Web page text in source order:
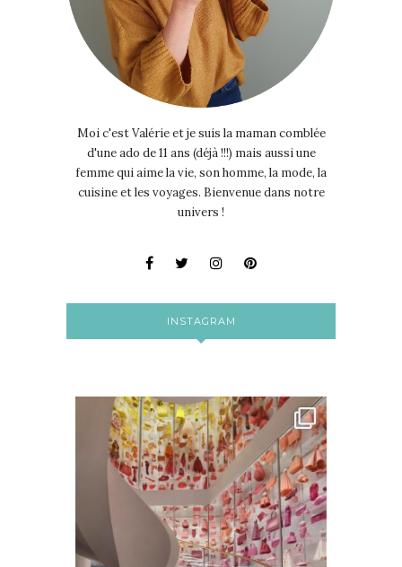
Moi c'est Valérie et je suis la maman comblée
d'une ado de 11 ans (déjà !!!) mais aussi une
femme qui aime la vie, son homme, la mode, la
cuisine et les voyages. Bienvenue dans notre
univers !
INSTAGRAM